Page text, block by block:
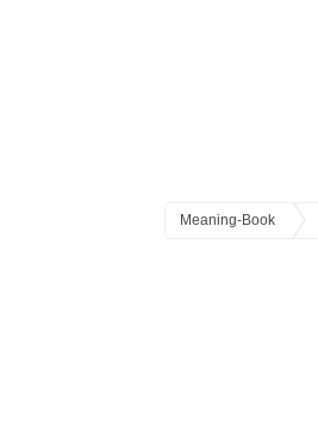
Meaning-Book